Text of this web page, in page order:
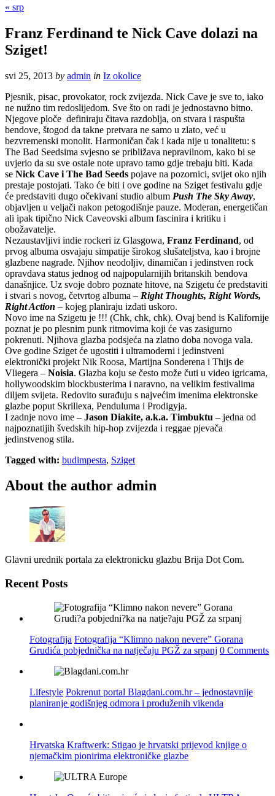
« srp
Franz Ferdinand te Nick Cave dolazi na
Sziget!
svi 25, 2013 by admin in Iz okolice
Pjesnik, pisac, provokator, rock zvijezda. Nick Cave je sve to, iako
ne nužno tim redoslijedom. Sve što on radi je jednostavno bitno.
Njegove ploče definiraju čitava razdoblja, on stvara i raspušta
bendove, štogod da takne pretvara ne samo u zlato, već u
bezvremenski monolit. Harmoničan čak i kada nije u tonalitetu: s
The Bad Seedsima svjesno se približava nepravilnom, kako bi se
uvjerio da su sve ostale note upravo tamo gdje trebaju biti. Kada
se Nick Cave i The Bad Seeds pojave na pozornici, svijet oko njih
prestaje postojati. Tako će biti i ove godine na Sziget festivalu gdje
će predstaviti dugo očekivani studio album Push The Sky Away,
objavljen u veljači nakon petogodišnje pauze. Moderan, energetičan
ali ipak tipično Nick Caveovski album fascinira i kritiku i
obožavatelje.
Nezaustavljivi indie rockeri iz Glasgowa, Franz Ferdinand, od
prvog albuma osvajaju simpatije širokog slušateljstva, kao i brojne
glazbene nagrade. Njihov neodoljiv, dinamičan i jedinstven rock
opravdava status jednog od najpopularnijih britanskih bendova
današnjice. Uz svoje dobro poznate hitove, na Szigetu će predstaviti
i stvari s novog, četvrtog albuma – Right Thoughts, Right Words,
Right Action – kojeg planiraju izdati uskoro.
Novo ime na Szigetu je !!! (Chk, chk, chk). Ovaj bend is Kalifornije
poznat je po plesnim punk ritmovima koji će vas zasigurno
pokrenuti. Njihova glazba podsjeća na zlatno doba novoga vala.
Ove godine Sziget će ugostiti i ultramoderni i jedinstveni
elektronički projekt Nik Roosa, Martijna Sonderena i Thijs de
Vliegera – Noisia. Glazba koju se često može čuti u video igricama,
hollywoodskim blockbusterima i naravno, na velikim festivalima
diljem svijeta. Redovito surađuju s najvećim imenima elektronske
glazbe poput Skrillexa, Penduluma i Prodigyja.
I zadnje novo ime – Jason Diakite, a.k.a. Timbuktu – jedna od
najpoznatijih švedskih hip-hop zvijezda i reggae pjevača
jedinstvenog stila.
Tagged with: budimpesta, Sziget
About the author admin
Glavni urednik portala za elektronicku glazbu Brija Dot Com.
Recent Posts
Fotografija Fotografija “Klimno nakon nevere” Gorana
Grudića pobjednička na natječaju PGŽ za srpanj 0 Comments
Lifestyle Pokrenut portal Blagdani.com.hr – jednostavnije
planiranje godišnjeg odmora i produženih vikenda
Hrvatska Kraftwerk: Stigao je hrvatski prijevod knjige o
njemačkim pionirima elektroničke glazbe